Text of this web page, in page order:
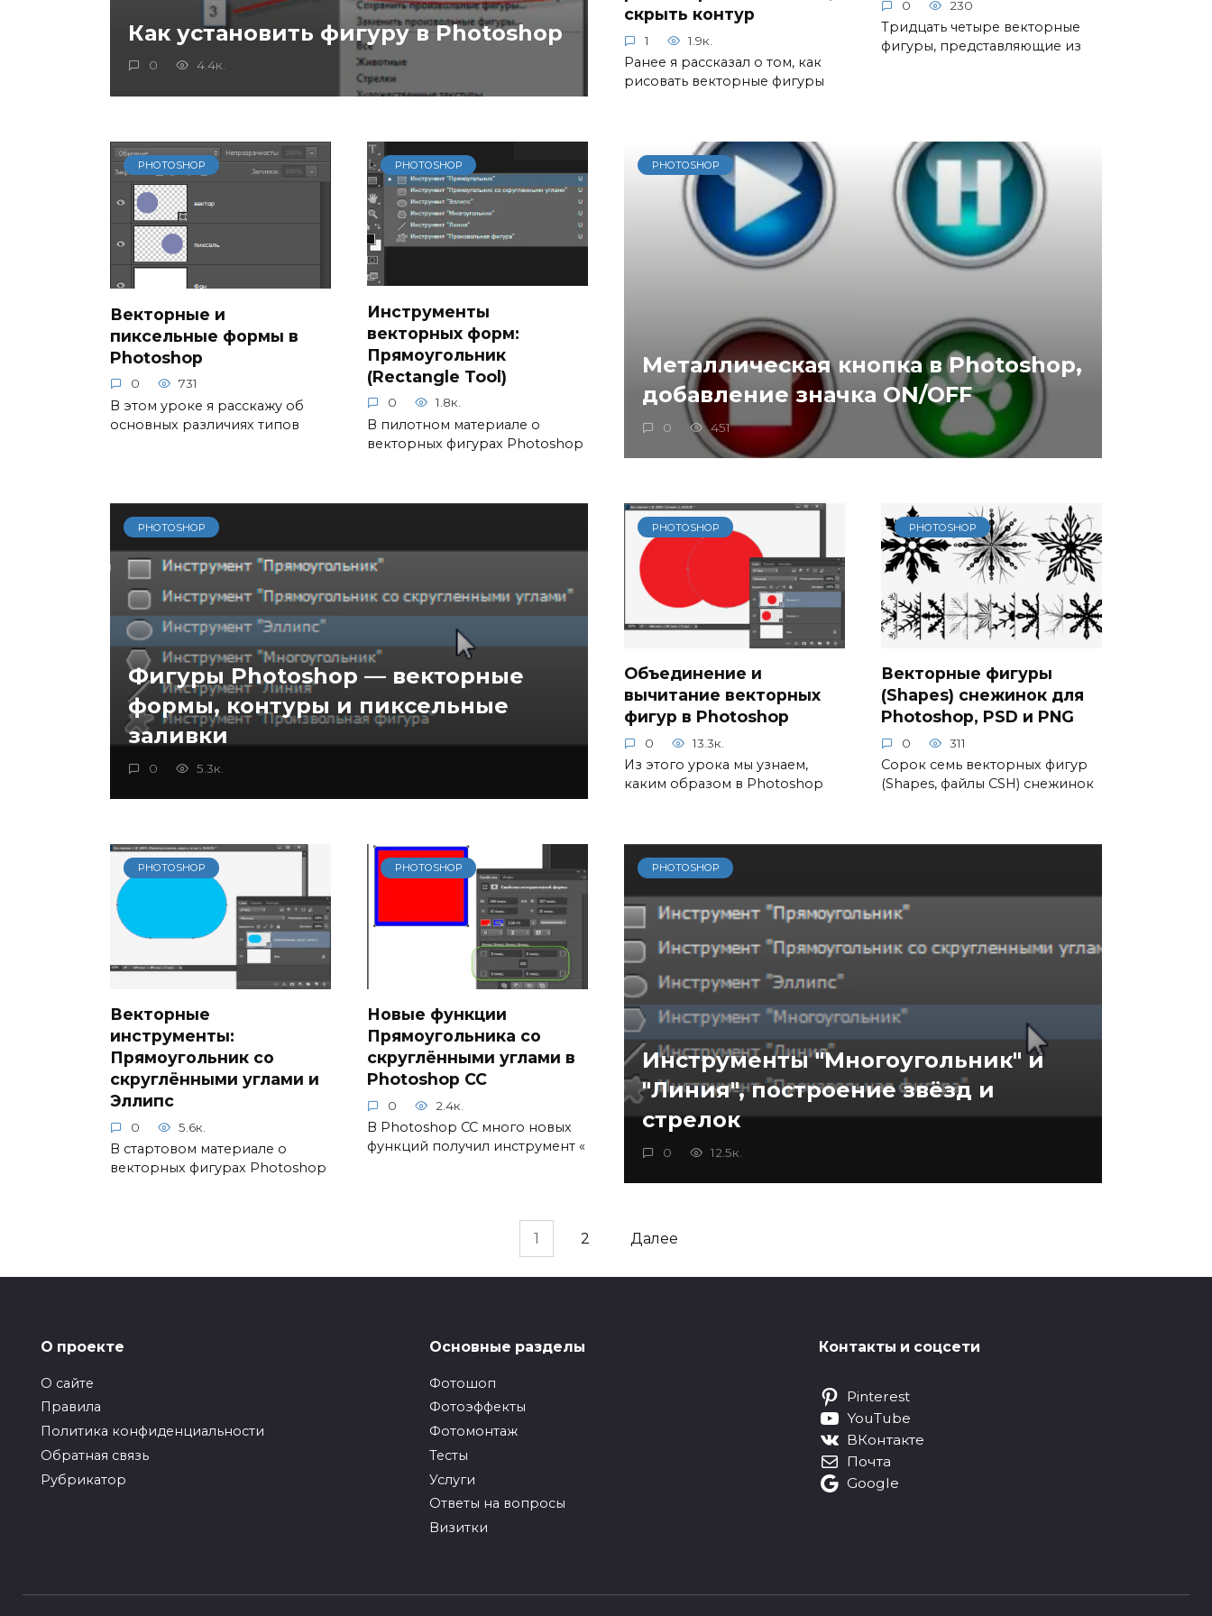
Как установить фигуру в Photoshop
0 4.4к.
скрыть контур
1 1.9к.
Ранее я рассказал о том, как
рисовать векторные фигуры
0 230
Тридцать четыре векторные
фигуры, представляющие из
PHOTOSHOP
Векторные и
пиксельные формы в
Photoshop
0 731
В этом уроке я расскажу об
основных различиях типов
PHOTOSHOP
Инструменты
векторных форм:
Прямоугольник
(Rectangle Tool)
0 1.8к.
В пилотном материале о
векторных фигурах Photoshop
PHOTOSHOP
Металлическая кнопка в Photoshop,
добавление значка ON/OFF
0 451
PHOTOSHOP
Фигуры Photoshop — векторные
формы, контуры и пиксельные
заливки
0 5.3к.
PHOTOSHOP
Объединение и
вычитание векторных
фигур в Photoshop
0 13.3к.
Из этого урока мы узнаем,
каким образом в Photoshop
PHOTOSHOP
Векторные фигуры
(Shapes) снежинок для
Photoshop, PSD и PNG
0 311
Сорок семь векторных фигур
(Shapes, файлы CSH) снежинок
PHOTOSHOP
Векторные
инструменты:
Прямоугольник со
скруглёнными углами и
Эллипс
0 5.6к.
В стартовом материале о
векторных фигурах Photoshop
PHOTOSHOP
Новые функции
Прямоугольника со
скруглёнными углами в
Photoshop CC
0 2.4к.
В Photoshop CC много новых
функций получил инструмент «
PHOTOSHOP
Инструменты "Многоугольник" и
"Линия", построение звёзд и
стрелок
0 12.5к.
1 2 Далее
О проекте
О сайте
Правила
Политика конфиденциальности
Обратная связь
Рубрикатор
Основные разделы
Фотошоп
Фотоэффекты
Фотомонтаж
Тесты
Услуги
Ответы на вопросы
Визитки
Контакты и соцсети
Pinterest
YouTube
ВКонтакте
Почта
Google